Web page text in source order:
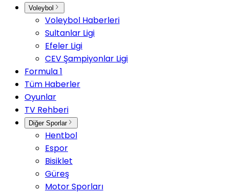
Voleybol
Voleybol Haberleri
Sultanlar Ligi
Efeler Ligi
CEV Şampiyonlar Ligi
Formula 1
Tüm Haberler
Oyunlar
TV Rehberi
Diğer Sporlar
Hentbol
Espor
Bisiklet
Güreş
Motor Sporları